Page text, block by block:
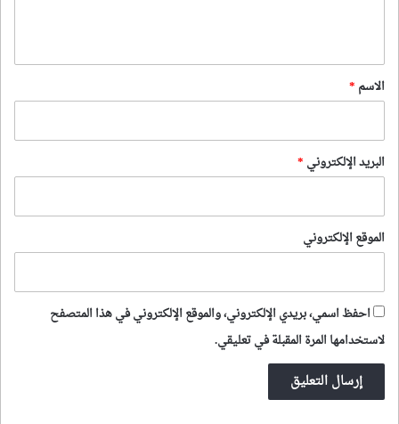
*
الاسم *
البريد الإلكتروني *
الموقع الإلكتروني
احفظ اسمي، بريدي الإلكتروني، والموقع الإلكتروني في هذا المتصفح
لاستخدامها المرة المقبلة في تعليقي.